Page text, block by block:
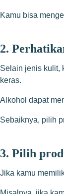
Kamu bisa
2.
Selain jenis kulit,
keras.
Alkohol dapat
Sebaiknya, pilih
3. Pilih
Jika kamu